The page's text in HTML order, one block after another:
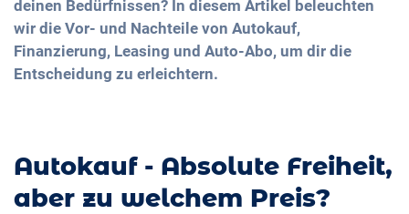
deinen Bedürfnissen? In diesem Artikel beleuchten
wir die Vor- und Nachteile von Autokauf,
Finanzierung, Leasing und Auto-Abo, um dir die
Entscheidung zu erleichtern.
Autokauf - Absolute Freiheit,
aber zu welchem Preis?